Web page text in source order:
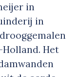
in
in
Het